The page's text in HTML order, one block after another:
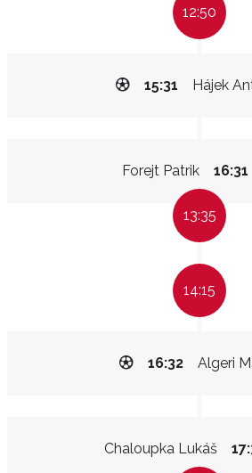
12:50
Hájek
15:31
Forejt Patrik 16:31
13:35
14:15
Algeri
16:32
Chaloupka Lukáš